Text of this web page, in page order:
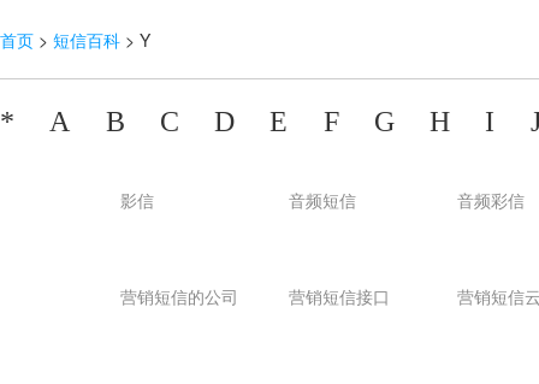
首页 > 短信百科 > Y
* A B C D E F G H I
影信 音频短信 音频彩信
营销短信的公司 营销短信接口 营销短信